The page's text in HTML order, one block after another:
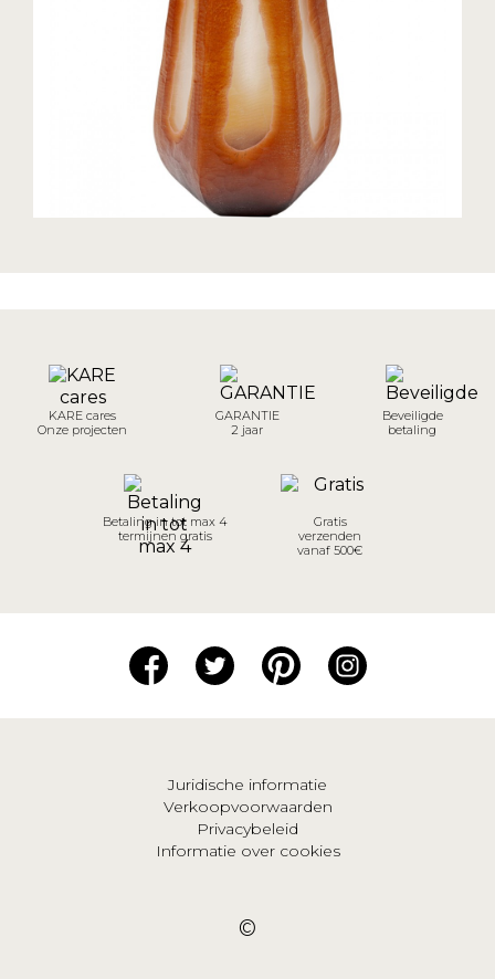
KARE cares
Onze projecten
GARANTIE
2 jaar
Beveiligde
betaling
Betaling in tot max 4
termijnen gratis
Gratis
verzenden
vanaf 500€
Juridische informatie
Verkoopvoorwaarden
Privacybeleid
Informatie over cookies
©